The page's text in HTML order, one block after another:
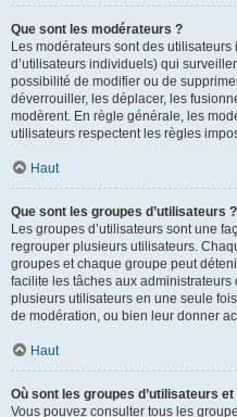
Que sont les modérateurs ?
Les modérateurs sont des
d’utilisateurs individuels) qui
possibilité de modifier ou de
déverrouiller, les déplacer, les
modèrent. En règle générale, les
utilisateurs respectent les règles
Haut
Que sont les groupes d’utilisateurs ?
Les groupes d’utilisateurs sont une
regrouper plusieurs utilisateurs.
groupes et chaque groupe peut
facilite les tâches aux
plusieurs utilisateurs en une seule
de modération, ou bien leur donner
Haut
Où sont les groupes d’utilisateurs
Vous pouvez consulter tous les